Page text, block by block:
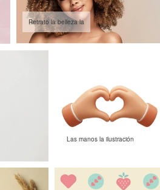
Retrato la belleza la
Las manos la ilustración